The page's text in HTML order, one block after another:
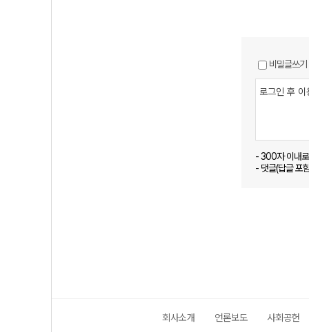
비밀글쓰기
- 300자 이내
- 댓글(답글 포
회사소개 언론보도 사회공헌